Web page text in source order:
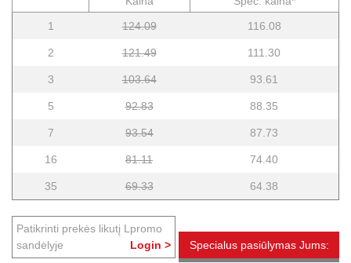
1
124.09 116.08
2 121.49 111.30
3 103.64 93.61
5 92.83 88.35
7 93.54 87.73
16 81.11 74.40
35 69.33 64.38
Patikrinti prekės likutį Lpromo
sandėlyje
Login > Specialus pasiūlymas Jums: